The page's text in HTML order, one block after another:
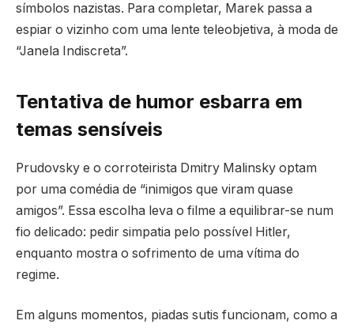
símbolos nazistas. Para completar, Marek passa a
espiar o vizinho com uma lente teleobjetiva, à moda de
“Janela Indiscreta”.
Tentativa de humor esbarra em
temas sensíveis
Prudovsky e o corroteirista Dmitry Malinsky optam
por uma comédia de “inimigos que viram quase
amigos”. Essa escolha leva o filme a equilibrar-se num
fio delicado: pedir simpatia pelo possível Hitler,
enquanto mostra o sofrimento de uma vítima do
regime.
Em alguns momentos, piadas sutis funcionam, como a